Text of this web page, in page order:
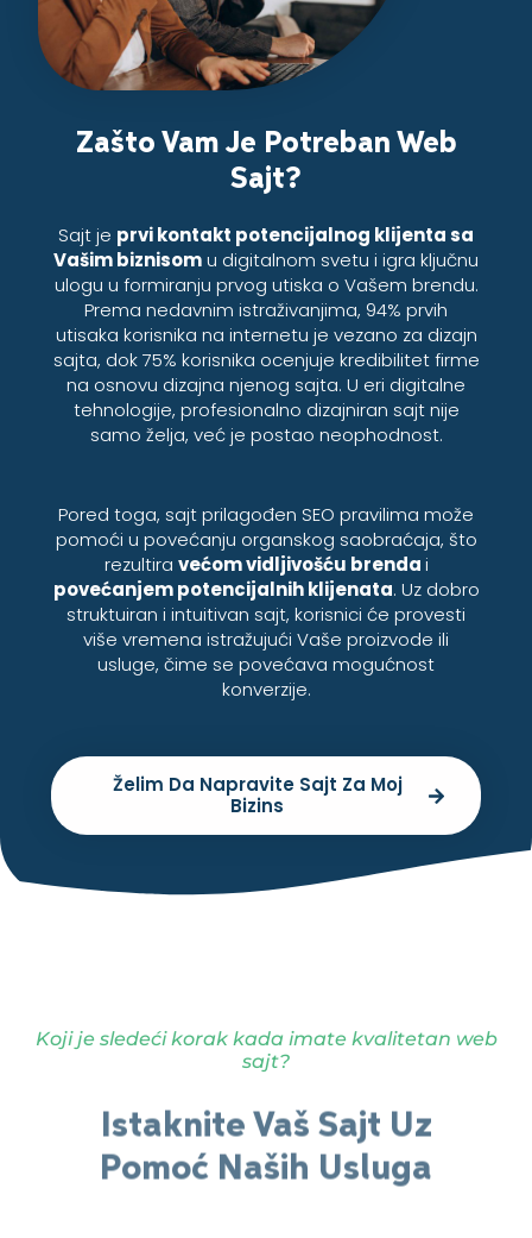
Zašto Vam Je Potreban Web
Sajt?
Sajt je prvi kontakt potencijalnog klijenta sa
Vašim biznisomu digitalnom svetu i igra ključnu
ulogu u formiranju prvog utiska o Vašem brendu.
Prema nedavnim istraživanjima, 94% prvih
utisaka korisnika na internetu je vezano za dizajn
sajta, dok 75% korisnika ocenjuje kredibilitet firme
na osnovu dizajna njenog sajta. U eri digitalne
tehnologije, profesionalno dizajniran sajt nije
samo želja, već je postao neophodnost.
Pored toga, sajt prilagođen SEO pravilima može
pomoći u povećanju organskog saobraćaja, što
rezultira većom vidljivošću brendai
povećanjem potencijalnih klijenata. Uz dobro
struktuiran i intuitivan sajt, korisnici će provesti
više vremena istražujući Vaše proizvode ili
usluge, čime se povećava mogućnost
konverzije.
Želim Da Napravite Sajt Za Moj
Bizins
Koji je sledeći korak kada imate kvalitetan web
sajt?
Istaknite Vaš Sajt Uz
Pomoć Naših Usluga